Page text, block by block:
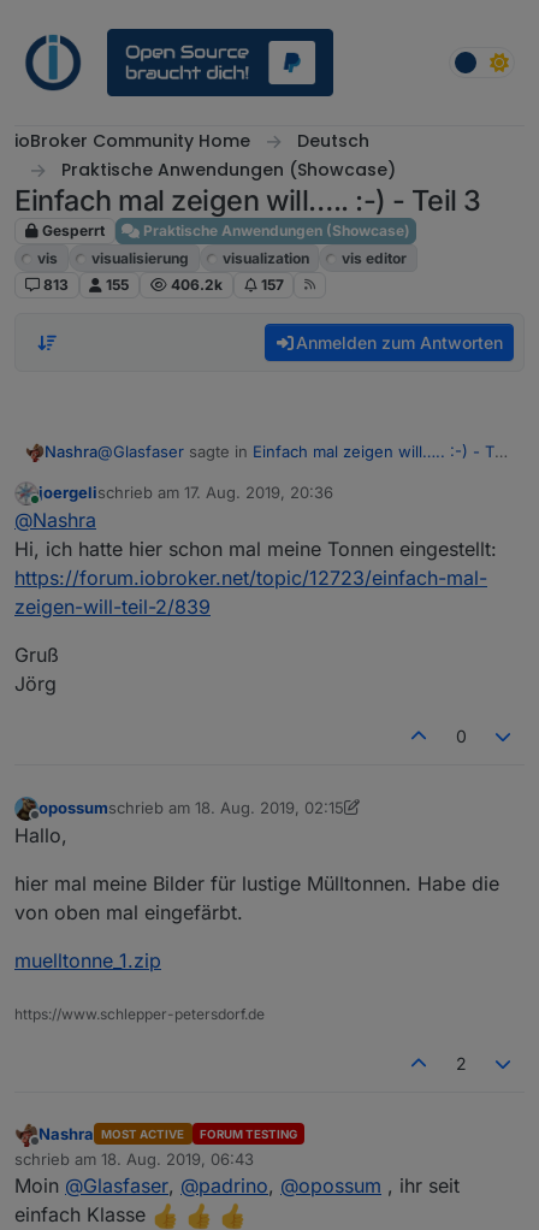
ioBroker Community Home
Deutsch
Praktische Anwendungen (Showcase)
Einfach mal zeigen will….. :-) - Teil 3
Gesperrt
Praktische Anwendungen (Showcase)
vis
visualisierung visualization
vis editor
813
155 406.2k 157
Anmelden zum Antworten
Nashra@Glasfaser sagte in Einfach mal zeigen will….. :-) - Teil
Bilder und gibt es die auch für Bio und Papier?
Online
joergelischrieb am 17. Aug. 2019, 20:36
zuletzt editiert von
@Nashra
Hi, ich hatte hier schon mal meine Tonnen eingestellt:
https://forum.iobroker.net/topic/12723/einfach-mal-
zeigen-will-teil-2/839
Gruß
Jörg
0
Offline
opossumschrieb am 18. Aug. 2019, 02:15
zuletzt editiert von opossum
Hallo,
hier mal meine Bilder für lustige Mülltonnen. Habe die
von oben mal eingefärbt.
muelltonne_1.zip
https://www.schlepper-petersdorf.de
2
Offline
Nashra MOST ACTIVE FORUM TESTING
schrieb am 18. Aug. 2019, 06:43
zuletzt editiert von
Moin @Glasfaser, @padrino, @opossum , ihr seit
einfach Klasse